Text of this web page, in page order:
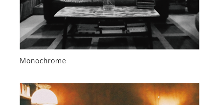
Monochrome